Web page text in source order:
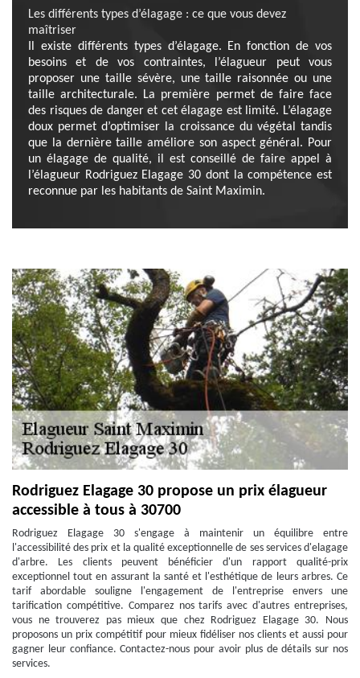
Les différents types d’élagage : ce que vous devez
maîtriser
Il existe différents types d’élagage. En fonction de vos
besoins et de vos contraintes, l’élagueur peut vous
proposer une taille sévère, une taille raisonnée ou une
taille architecturale. La première permet de faire face
des risques de danger et cet élagage est limité. L’élagage
doux permet d’optimiser la croissance du végétal tandis
que la dernière taille améliore son aspect général. Pour
un élagage de qualité, il est conseillé de faire appel à
l’élagueur Rodriguez Elagage 30 dont la compétence est
reconnue par les habitants de Saint Maximin.
Rodriguez Elagage 30 propose un prix élagueur
accessible à tous à 30700
Rodriguez Elagage 30 s'engage à maintenir un équilibre entre
l'accessibilité des prix et la qualité exceptionnelle de ses services d'elagage
d'arbre. Les clients peuvent bénéficier d'un rapport qualité-prix
exceptionnel tout en assurant la santé et l'esthétique de leurs arbres. Ce
tarif abordable souligne l'engagement de l'entreprise envers une
tarification compétitive. Comparez nos tarifs avec d'autres entreprises,
vous ne trouverez pas mieux que chez Rodriguez Elagage 30. Nous
proposons un prix compétitif pour mieux fidéliser nos clients et aussi pour
gagner leur confiance. Contactez-nous pour avoir plus de détails sur nos
services.